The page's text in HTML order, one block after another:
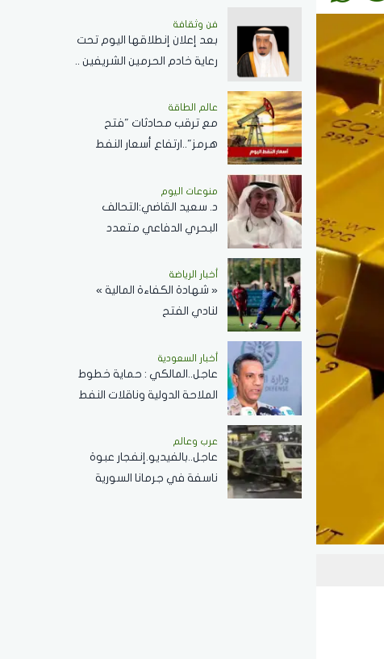
فن وثقافة
بعد إعلان إنطلاقها اليوم تحت
رعاية خادم الحرمين الشريفين ..
مسابقة الملك عبدالعزيز
الدولية لحفظ القرآن الكريم
عالم الطاقة
مع ترقب محادثات "فتح
هرمز"..ارتفاع أسعار النفط
دولارًا للبرميل
منوعات اليوم
د. سعيد القاضي:التحالف
البحري الدفاعي متعدد
وسلام في المضائق المائية
أخبار الرياضة
« شهادة الكفاءة المالية »
لنادي الفتح
أخبار السعودية
عاجل..المالكي : حماية خطوط
الملاحة الدولية وناقلات النفط
الاقتصاد العالمي
عرب وعالم
عاجل..بالفيديو.إنفجار عبوة
ناسفة في جرمانا السورية